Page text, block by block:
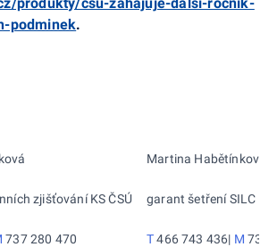
podminek.
zjišťování KS ČSÚ
737 280 470
Martina Habětínková
garant šetření SILC
T466 743 436| M 731